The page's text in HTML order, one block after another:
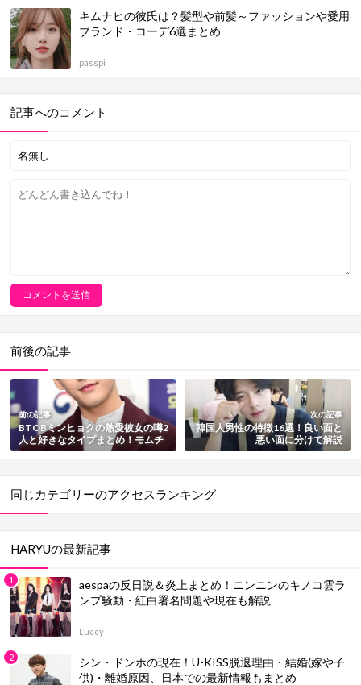
キムナヒの彼氏は？髪型や前髪～ファッションや愛用
ブランド・コーデ6選まとめ
passpi
記事へのコメント
前後の記事
前の記事
BTOBミンヒョクの熱愛彼女の噂2
人と好きなタイプまとめ！モムチ
ャン画像も紹介
次の記事
韓国人男性の特徴16選！良い面と
悪い面に分けて解説
同じカテゴリーのアクセスランキング
HARYUの最新記事
aespaの反日説＆炎上まとめ！ニンニンのキノコ雲ラ
ンプ騒動・紅白署名問題や現在も解説
Luccy
シン・ドンホの現在！U-KISS脱退理由・結婚(嫁や子
供)・離婚原因、日本での最新情報もまとめ